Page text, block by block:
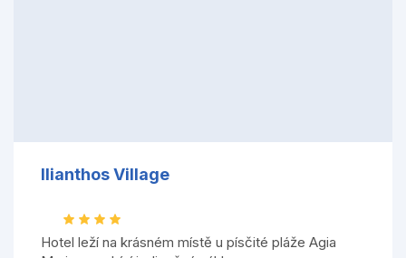
Ilianthos Village
Hotel leží na krásném místě u písčité pláže Agia